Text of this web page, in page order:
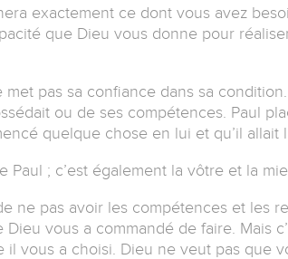
exactement ce dont vous avez
que Dieu vous donne pour
met pas sa confiance dans sa
ou de ses compétences. Paul
quelque chose en lui et qu’il allait
Paul ; c’est également la vôtre et la
ne pas avoir les compétences et les
vous a commandé de faire. Mais
il vous a choisi. Dieu ne veut pas que